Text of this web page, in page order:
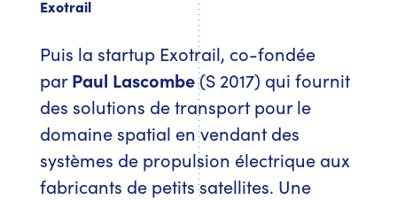
Exotrail
Puis la startup Exotrail, co-fondée
parPaul Lascombe(S 2017) qui fournit
des solutions de transport pour le
domaine spatial en vendant des
systèmes de propulsion électrique aux
fabricants de petits satellites. Une